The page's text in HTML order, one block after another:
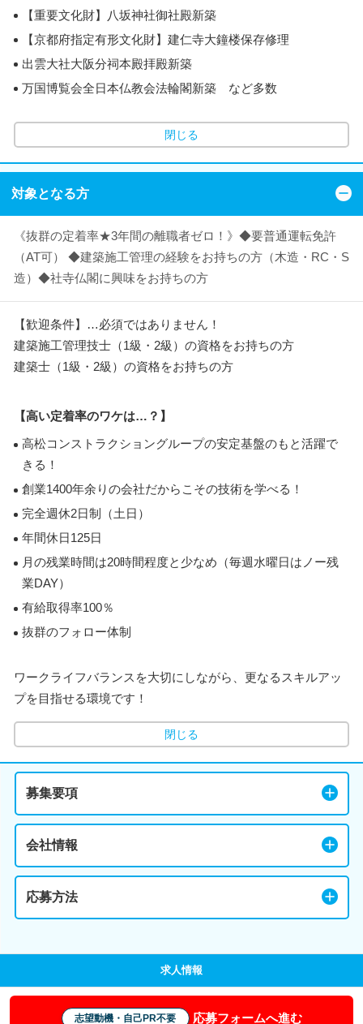
【重要文化財】八坂神社御社殿新築
【京都府指定有形文化財】建仁寺大鐘楼保存修理
出雲大社大阪分祠本殿拝殿新築
万国博覧会全日本仏教会法輪閣新築 など多数
閉じる
対象となる方
《抜群の定着率★3年間の離職者ゼロ！》◆要普通運転免許
（AT可） ◆建築施工管理の経験をお持ちの方（木造・RC・S
造）◆社寺仏閣に興味をお持ちの方
【歓迎条件】…必須ではありません！
建築施工管理技士（1級・2級）の資格をお持ちの方
建築士（1級・2級）の資格をお持ちの方
【高い定着率のワケは…？】
高松コンストラクショングループの安定基盤のもと活躍で
きる！
創業1400年余りの会社だからこその技術を学べる！
完全週休2日制（土日）
年間休日125日
月の残業時間は20時間程度と少なめ（毎週水曜日はノー残
業DAY）
有給取得率100％
抜群のフォロー体制
ワークライフバランスを大切にしながら、更なるスキルアッ
プを目指せる環境です！
閉じる
募集要項
会社情報
応募方法
求人情報
志望動機・自己PR不要 応募フォームへ進む